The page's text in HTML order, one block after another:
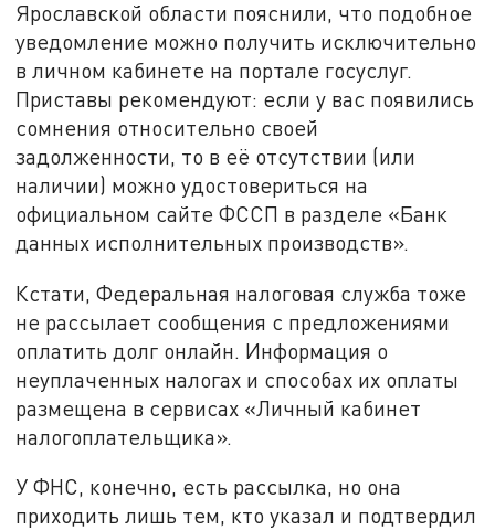
Ярославской области пояснили, что подобное
уведомление можно получить исключительно
в личном кабинете на портале госуслуг.
Приставы рекомендуют: если у вас появились
сомнения относительно своей
задолженности, то в её отсутствии (или
наличии) можно удостовериться на
официальном сайте ФССП в разделе «Банк
данных исполнительных производств».
Кстати, Федеральная налоговая служба тоже
не рассылает сообщения с предложениями
оплатить долг онлайн. Информация о
неуплаченных налогах и способах их оплаты
размещена в сервисах «Личный кабинет
налогоплательщика».
У ФНС, конечно, есть рассылка, но она
приходить лишь тем, кто указал и подтвердил